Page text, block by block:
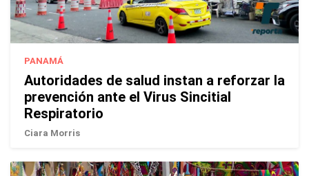
PANAMÁ
Autoridades de salud instan a reforzar la
prevención ante el Virus Sincitial
Respiratorio
Ciara Morris